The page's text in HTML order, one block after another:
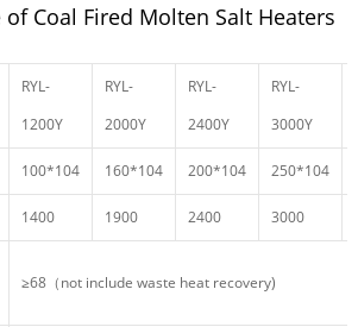
Coal Fired Molten Salt Heaters
RYL-
1200Y
RYL-
2000Y
RYL-
2400Y
RYL-
3000Y
100*104 160*104 200*104 250*104
1400 1900 2400 3000
≥68（not include waste heat recovery)